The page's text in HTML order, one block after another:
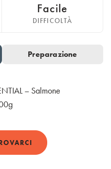
Facile
DIFFICOLTÀ
Go to slide 2
Preparazione
– Salmone